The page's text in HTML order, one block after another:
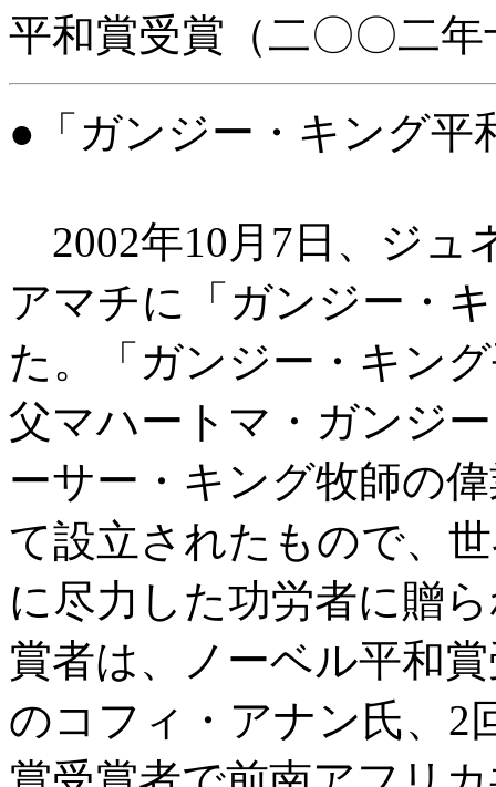
平和賞受賞（二〇〇二
●「ガンジー・キング平
2002年10月7日、ジュ
アマチに「ガンジー・
た。「ガンジー・キン
父マハートマ・ガンジ
ーサー・キング牧師の
て設立されたもので、
に尽力した功労者に贈
賞者は、ノーベル平和
のコフィ・アナン氏、2